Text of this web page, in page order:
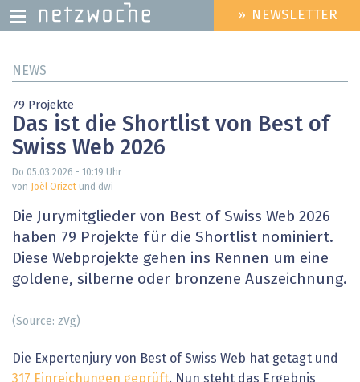
zum
HEADER
MENU
» NEWSLETTER
NEWS
79 Projekte
Das ist die Shortlist von Best of
Swiss Web 2026
Do 05.03.2026 - 10:19 Uhr
von
Joël Orizet und dwi
Die Jurymitglieder von Best of Swiss Web 2026
haben 79 Projekte für die Shortlist nominiert.
Diese Webprojekte ­gehen ins Rennen um eine
goldene, silberne oder bronzene Auszeichnung.
(Source: zVg)
Die Expertenjury von Best of Swiss Web hat getagt und
317 Einreichungen geprüft. Nun steht das Ergebnis